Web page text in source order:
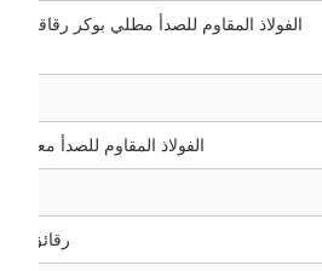
الفولاذ المقاوم للصدأ مطلي بوكر رقاقة
الفولاذ المقاوم للصدأ معدن
رقائق